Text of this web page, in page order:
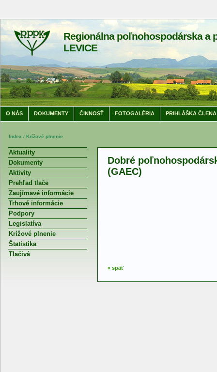
Regionálna poľnohospodárska a
LEVICE
O NÁS DOKUMENTY ČINNOSŤ FOTOGALÉRIA PRIHLÁŠKA ČLENA
Index / Krížové plnenie
Aktuality
Dokumenty
Aktivity
Prehľad tlače
Zaujímavé informácie
Trhové informácie
Podpory
Legislatíva
Krížové plnenie
Štatistika
Tlačivá
Dobré
(GAEC)
« späť